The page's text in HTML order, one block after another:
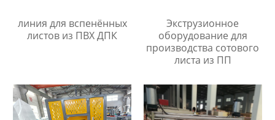
линия для вспенённых
листов из ПВХ ДПК
Экструзионное
оборудование для
производства сотового
листа из ПП